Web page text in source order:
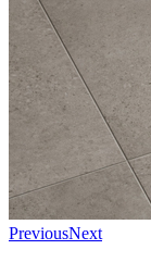
PreviousNext